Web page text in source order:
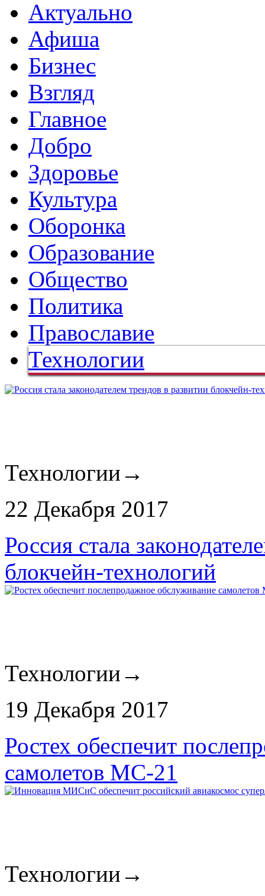
Актуально
Афиша
Бизнес
Взгляд
Главное
Добро
Здоровье
Культура
Оборонка
Образование
Общество
Политика
Православие
Технологии
Технологии →
22 Декабря 2017
Россия стала
блокчейн-технологий
Технологии →
19 Декабря 2017
Ростех обеспечит
самолетов МС-21
Технологии →